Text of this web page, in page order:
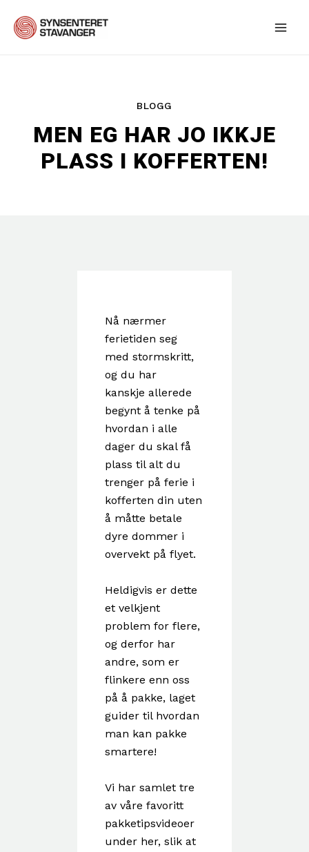
rett
BLOGG
MEN EG HAR JO IKKJE
PLASS I KOFFERTEN!
Nå nærmer
ferietiden seg
med stormskritt,
og du har
kanskje allerede
begynt å tenke på
hvordan i alle
dager du skal få
plass til alt du
trenger på ferie i
kofferten din uten
å måtte betale
dyre dommer i
overvekt på flyet.
Heldigvis er dette
et velkjent
problem for flere,
og derfor har
andre, som er
flinkere enn oss
på å pakke, laget
guider til hvordan
man kan pakke
smartere!
Vi har samlet tre
av våre favoritt
pakketipsvideoer
under her, slik at